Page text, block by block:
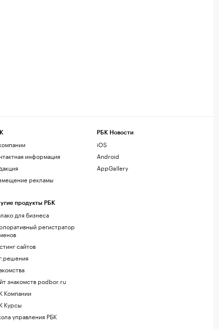
информация
рекламы
продукты РБК
для бизнеса
регистратор
сайтов
знакомств podbor.ru
Компании
Курсы
управления РБК
РБК Новости
iOS
Android
AppGallery